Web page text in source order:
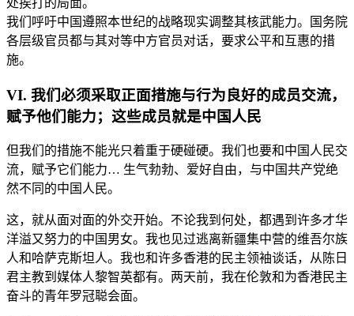
处挨打的局面。
我们呼吁中国遵照本世纪的战略现实调整其核武能力。国务院
各层级官员都与其对等中方官员对话，要求公平和互惠的措
施。
VI. 我们必须采取正面措施与行为良好的成员交流，
赋予他们能力；这些成员就是中国人民
但我们的措施不能光只着重于硬碰硬。我们也要和中国人民交
流，赋予它们能力… 生气勃勃、爱好自由，与中国共产党绝
然不同的中国人民。
这，就从面对面的外交开始。不论我到何处，都遇到许多才华
洋溢又努力的中国男女。我也见过逃离新疆集中营的维吾尔族
人和哈萨克斯坦人。我也和许多香港的民主领袖谈话，从陈日
君主教到媒体人黎智英都有。两天前，我在伦敦和为香港民主
奋斗的青年罗冠聪会面。